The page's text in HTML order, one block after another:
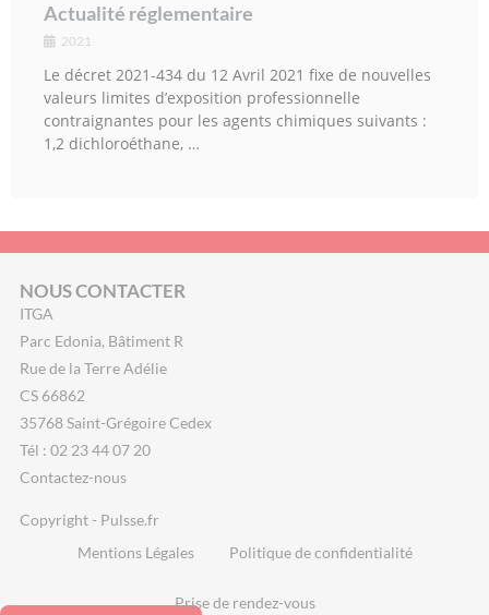
Actualité réglementaire
2021
Le décret 2021-434 du 12 Avril 2021 fixe de nouvelles
valeurs limites d’exposition professionnelle
contraignantes pour les agents chimiques suivants :
1,2 dichloroéthane, …
NOUS CONTACTER
ITGA
Parc Edonia, Bâtiment R
Rue de la Terre Adélie
CS 66862
35768 Saint-Grégoire Cedex
Tél : 02 23 44 07 20
Contactez-nous
Copyright - Pulsse.fr
Mentions Légales
Politique de confidentialité
Prise de rendez-vous